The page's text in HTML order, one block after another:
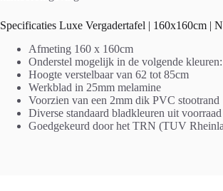
Specificaties Luxe Vergadertafel | 160x160cm |
Afmeting 160 x 160cm
Onderstel mogelijk in de volgende
Hoogte verstelbaar van 62 tot 85cm
Werkblad in 25mm melamine
Voorzien van een 2mm dik PVC stootrand
Diverse standaard bladkleuren uit
Goedgekeurd door het TRN (TUV